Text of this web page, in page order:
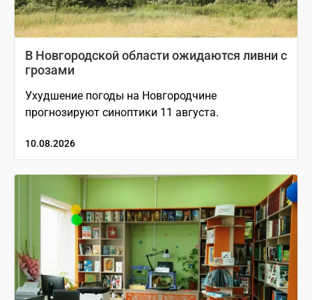
В Новгородской области ожидаются ливни с
грозами
Ухудшение погоды на Новгородчине
прогнозируют синоптики 11 августа.
10.08.2026